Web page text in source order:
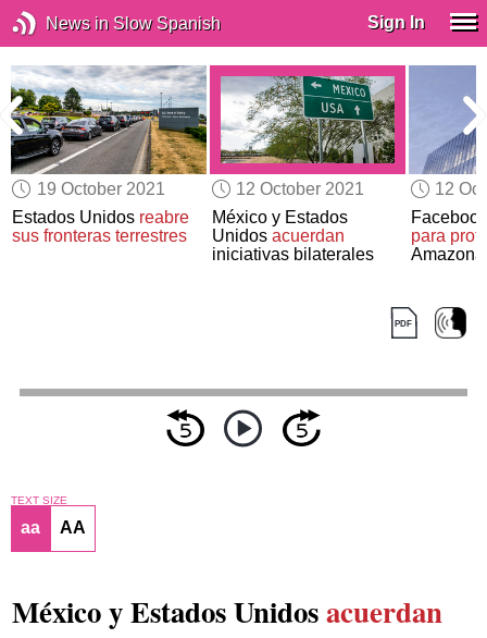
News in Slow Spanish Sign In
19 October 2021
Estados Unidos reabre
sus fronteras terrestres
12 October 2021
México y Estados
Unidos acuerdan
iniciativas bilaterales
12
para
TEXT SIZE
aa AA
México y Estados Unidosacuerdan